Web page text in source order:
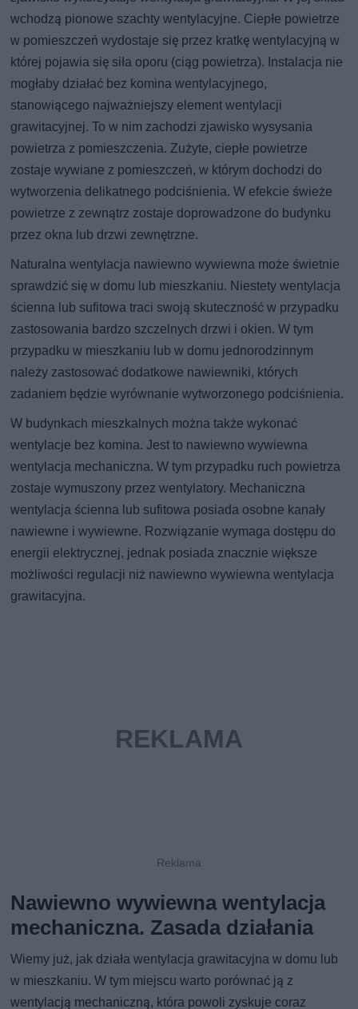
wchodzą pionowe szachty wentylacyjne. Ciepłe powietrze
w pomieszczeń wydostaje się przez kratkę wentylacyjną w
której pojawia się siła oporu (ciąg powietrza). Instalacja nie
mogłaby działać bez komina wentylacyjnego,
stanowiącego najważniejszy element wentylacji
grawitacyjnej. To w nim zachodzi zjawisko wysysania
powietrza z pomieszczenia. Zużyte, ciepłe powietrze
zostaje wywiane z pomieszczeń, w którym dochodzi do
wytworzenia delikatnego podciśnienia. W efekcie świeże
powietrze z zewnątrz zostaje doprowadzone do budynku
przez okna lub drzwi zewnętrzne.
Naturalna wentylacja nawiewno wywiewna może świetnie
sprawdzić się w domu lub mieszkaniu. Niestety wentylacja
ścienna lub sufitowa traci swoją skuteczność w przypadku
zastosowania bardzo szczelnych drzwi i okien. W tym
przypadku w mieszkaniu lub w domu jednorodzinnym
należy zastosować dodatkowe nawiewniki, których
zadaniem będzie wyrównanie wytworzonego podciśnienia.
W budynkach mieszkalnych można także wykonać
wentylacje bez komina. Jest to nawiewno wywiewna
wentylacja mechaniczna. W tym przypadku ruch powietrza
zostaje wymuszony przez wentylatory. Mechaniczna
wentylacja ścienna lub sufitowa posiada osobne kanały
nawiewne i wywiewne. Rozwiązanie wymaga dostępu do
energii elektrycznej, jednak posiada znacznie większe
możliwości regulacji niż nawiewno wywiewna wentylacja
grawitacyjna.
Nawiewno wywiewna wentylacja
mechaniczna. Zasada działania
Wiemy już, jak działa wentylacja grawitacyjna w domu lub
w mieszkaniu. W tym miejscu warto porównać ją z
wentylacją mechaniczną, która powoli zyskuje coraz